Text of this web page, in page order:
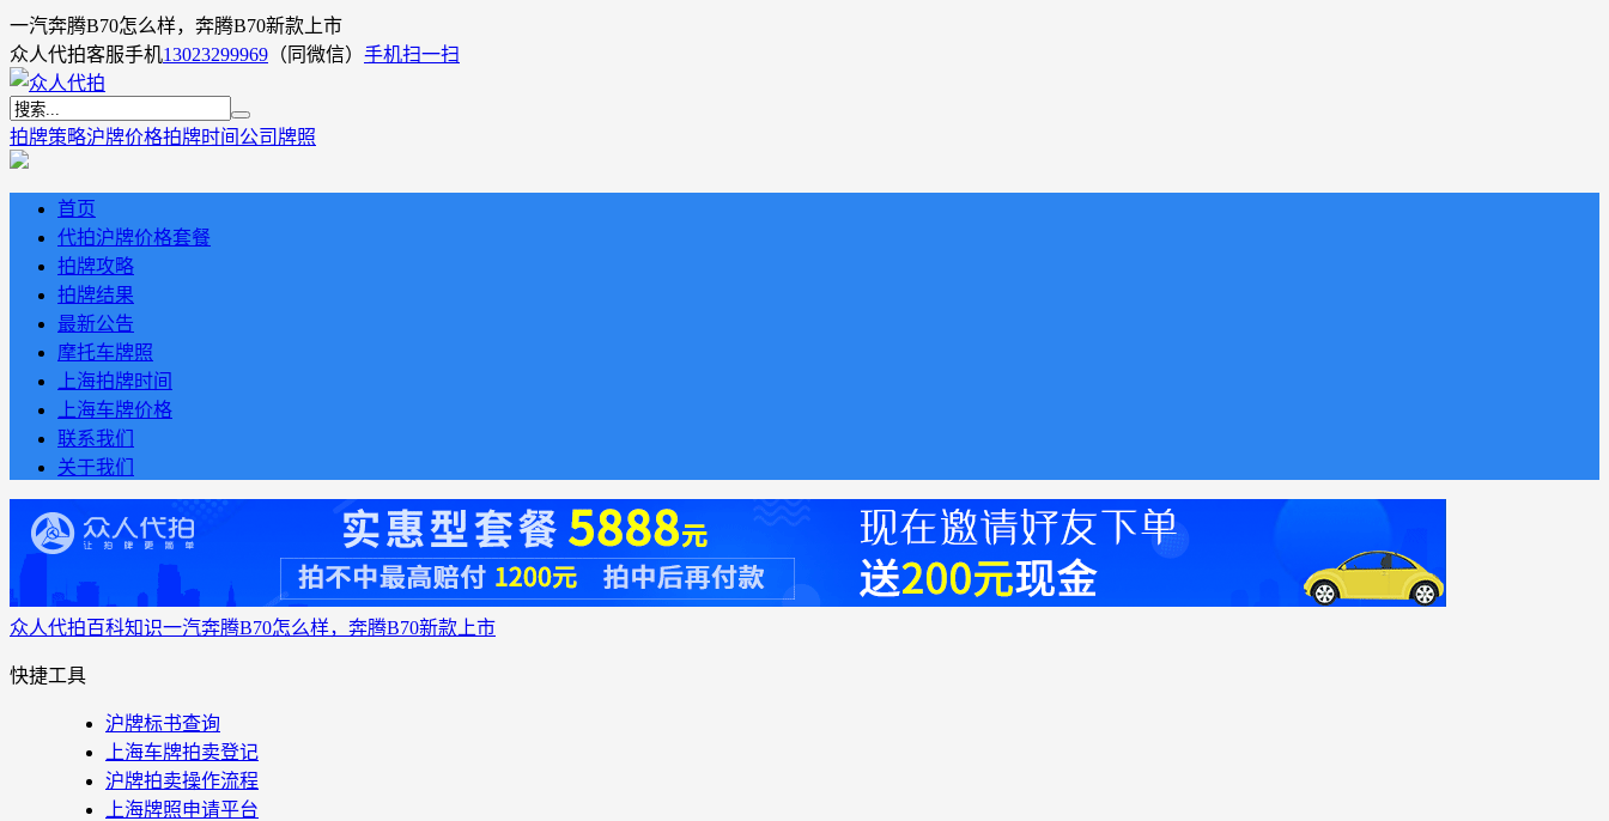
一汽奔腾B70怎么样，奔腾B70新款上市
众人代拍客服手机13023299969 （同微信） 手机扫一扫
拍牌策略沪牌价格拍牌时间 公司牌照
首页
代拍沪牌价格套餐
拍牌攻略
拍牌结果
最新公告
摩托车牌照
上海拍牌时间
上海车牌价格
联系我们
关于我们
众人代拍百科知识一汽奔腾B70怎么样，奔腾B70新款上市
快捷工具
沪牌标书查询
上海车牌拍卖登记
沪牌拍卖操作流程
上海牌照申请平台